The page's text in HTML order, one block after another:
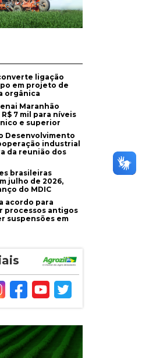
ligação
em projeto de
orgânica
Maranhão
7 mil para níveis
e superior
Desenvolvimento
industrial
da reunião dos
brasileiras
julho de 2026,
do MDIC
acordo para
processos antigos
suspensões em